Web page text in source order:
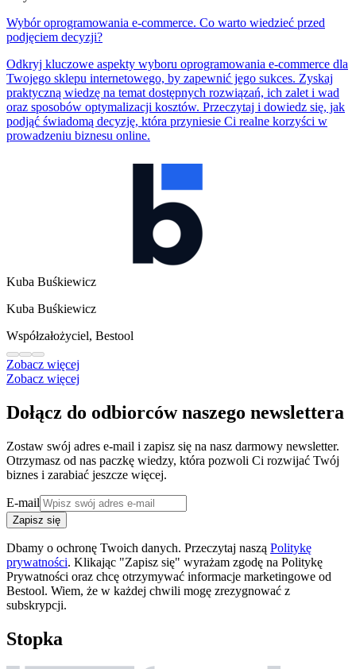
Wybór oprogramowania e-commerce. Co warto wiedzieć przed
podjęciem decyzji?
Odkryj kluczowe aspekty wyboru oprogramowania e-commerce dla
Twojego sklepu internetowego, by zapewnić jego sukces. Zyskaj
praktyczną wiedzę na temat dostępnych rozwiązań, ich zalet i wad
oraz sposobów optymalizacji kosztów. Przeczytaj i dowiedz się, jak
podjąć świadomą decyzję, która przyniesie Ci realne korzyści w
prowadzeniu biznesu online.
Kuba Buśkiewicz
Kuba Buśkiewicz
Współzałożyciel, Bestool
Zobacz więcej
Zobacz więcej
Dołącz do odbiorców naszego newslettera
Zostaw swój adres e-mail i zapisz się na nasz darmowy newsletter.
Otrzymasz od nas paczkę wiedzy, która pozwoli Ci rozwijać Twój
biznes i zarabiać jeszcze więcej.
E-mail
Zapisz się
Dbamy o ochronę Twoich danych. Przeczytaj naszą Politykę
prywatności. Klikając "Zapisz się" wyrażam zgodę na Politykę
Prywatności oraz chcę otrzymywać informacje marketingowe od
Bestool. Wiem, że w każdej chwili mogę zrezygnować z
subskrypcji.
Stopka